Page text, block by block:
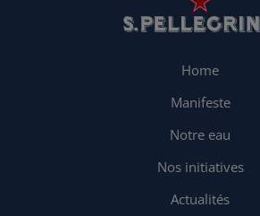
Home
Manifeste
Notre eau
Nos initiatives
Actualités